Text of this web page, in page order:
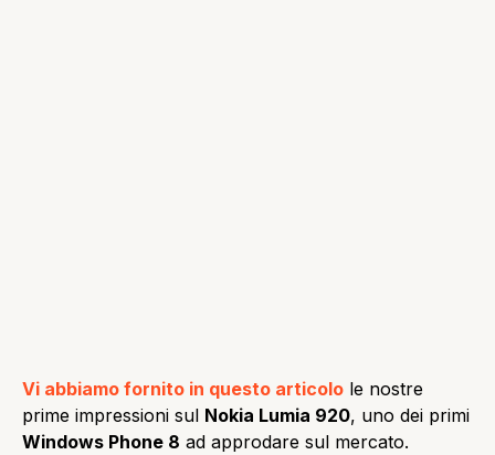
Vi abbiamo fornito in questo articolo le nostre
prime impressioni sul Nokia Lumia 920, uno dei primi
Windows Phone 8 ad approdare sul mercato.